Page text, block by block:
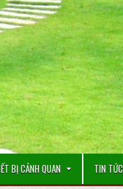
BỊ CẢNH QUAN TIN TỨC